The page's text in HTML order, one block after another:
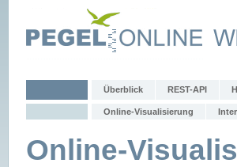
Überblick REST-API
Online-Visualisierung
Online-